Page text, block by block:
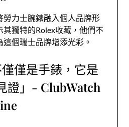
勞力士腕錶融入個人品牌形
獨特的Rolex收藏，他們不
個瑞士品牌增添光彩。
僅僅是手錶，它是
證」- ClubWatch